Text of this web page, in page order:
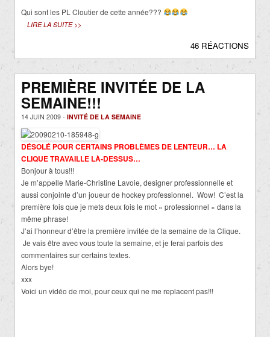
Qui sont les PL Cloutier de cette année???
LIRE LA SUITE >>
46 RÉACTIONS
PREMIÈRE INVITÉE DE LA
SEMAINE!!!
14 JUIN 2009 - INVITÉ DE LA SEMAINE
DÉSOLÉ POUR CERTAINS PROBLÈMES DE LENTEUR… LA
CLIQUE TRAVAILLE LÀ-DESSUS…
Bonjour à tous!!!
Je m’appelle Marie-Christine Lavoie, designer professionnelle et
aussi conjointe d’un joueur de hockey professionnel. Wow! C’est la
première fois que je mets deux fois le mot « professionnel » dans la
même phrase!
J’ai l’honneur d’être la première invitée de la semaine de la Clique.
Je vais être avec vous toute la semaine, et je ferai parfois des
commentaires sur certains textes.
Alors bye!
xxx
Voici un vidéo de moi, pour ceux qui ne me replacent pas!!!